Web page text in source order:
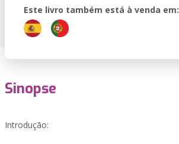
Este livro também está à venda em:
Sinopse
Introdução: